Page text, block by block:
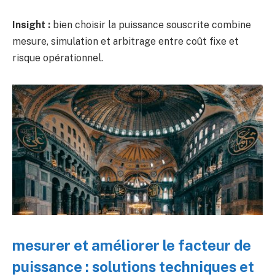
Insight : bien choisir la puissance souscrite combine
mesure, simulation et arbitrage entre coût fixe et
risque opérationnel.
mesurer et améliorer le facteur de
puissance : solutions techniques et